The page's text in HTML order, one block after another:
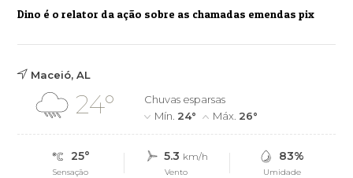
Dino é o relator da ação sobre as chamadas emendas pix
Maceió, AL
24°
Chuvas esparsas
Mín. 24° Máx. 26°
25°
Sensação
5.3 km/h
Vento
83%
Umidade